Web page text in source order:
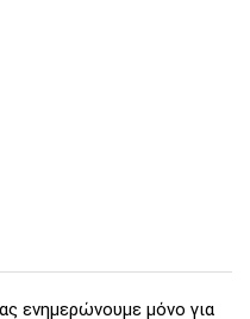
ενημερώνουμε μόνο για